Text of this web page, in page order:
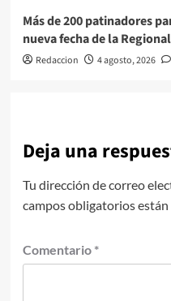
Más de 200 patinadores
nueva fecha de la
Redaccion 4 agosto, 2026
Deja una
Tu dirección de correo
campos obligatorios están
Comentario *